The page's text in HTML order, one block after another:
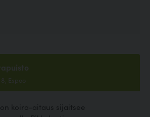
Espoo
koira-aitaus sijaitsee